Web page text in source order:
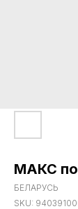
МАКС
БЕЛАРУСЬ
SKU: